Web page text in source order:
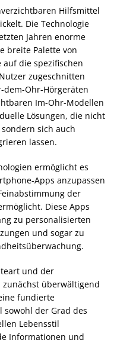
Hilfsmittel
Die Technologie
Jahren enorme
breite Palette von
die spezifischen
zugeschnitten
Ohr-Hörgeräten
Im-Ohr-Modellen
Lösungen, die nicht
sich auch
lassen.
ermöglicht es
Apps anzupassen
der
Diese Apps
zu personalisierten
und sogar zu
und der
zunächst überwältigend
fundierte
sowohl der Grad des
Lebensstil
Informationen und